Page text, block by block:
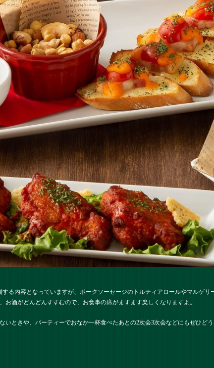
する内容となっていますが、ポークソーセージのトルティアロールやマルゲ
お酒がどんどんすすむので、お食事の席がますます楽しくなりますよ。
いときや、パーティーでおなか一杯食べたあとの2次会3次会などにもぜひど